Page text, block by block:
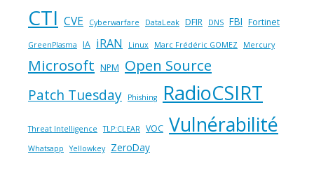
CTI CVE Cyberwarfare DataLeak DFIR DNS FBI Fortinet
GreenPlasma IA iRAN Linux Marc Frédéric GOMEZ Mercury
Microsoft NPM Open Source
Patch Tuesday Phishing RadioCSIRT
Threat Intelligence TLP:CLEAR VOC Vulnérabilité
Whatsapp Yellowkey ZeroDay